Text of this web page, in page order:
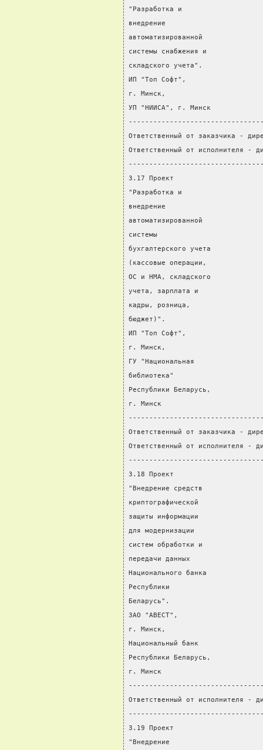
"Разработка и
внедрение
автоматизированной
системы снабжения и
складского учета".
ИП "Топ Софт",
г. Минск,
УП "НИИСА", г. Минск
Ответственный от заказчика -
Ответственный от исполнителя -
3.17 Проект
"Разработка и
внедрение
автоматизированной
системы
бухгалтерского учета
(кассовые операции,
ОС и НМА, складского
учета, зарплата и
кадры, розница,
бюджет)".
ИП "Топ Софт",
г. Минск,
ГУ "Национальная
библиотека"
Республики Беларусь,
г. Минск
Ответственный от заказчика -
Ответственный от исполнителя -
3.18 Проект
"Внедрение средств
криптографической
защиты информации
для модернизации
систем обработки и
передачи данных
Национального банка
Республики
Беларусь".
ЗАО "АВЕСТ",
г. Минск,
Национальный банк
Республики Беларусь,
г. Минск
Ответственный от исполнителя -
3.19 Проект
"Внедрение